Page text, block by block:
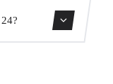
ore prima del